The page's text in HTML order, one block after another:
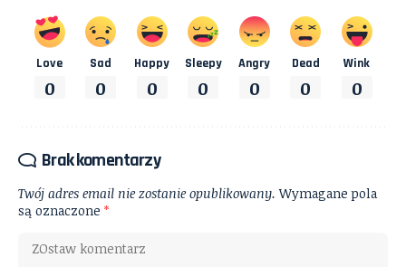
Love
0
Sad
0
Happy
0
Sleepy
0
Angry
0
Dead
0
Wink
0
Brak komentarzy
Twój adres email nie zostanie opublikowany. Wymagane pola
są oznaczone *